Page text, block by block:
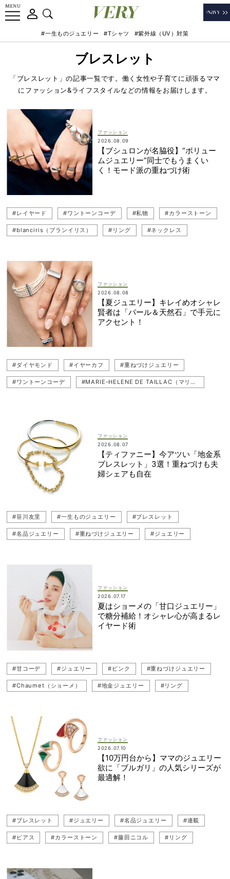
#一生ものジュエリー #Tシャツ #紫外線（UV）対策
ブレスレット
「ブレスレット」の記事一覧です。働く女性や子育てに頑張るママ
にファッション&ライフスタイルなどの情報をお届けします。
ファッション
2026.08.09
【ブシュロンが名脇役】“ボリュー
ムジュエリー”同士でもうまくい
く！モード派の重ねづけ術
#レイヤード #ワントーンコーデ #私物 #カラーストーン
#blanciris（ブランイリス） #リング #ネックレス
#重ねづけジュエリー #ジュエリー
#ヴィンテージ
ファッション
2026.08.08
【夏ジュエリー】キレイめオシャレ
賢者は「パール＆天然石」で手元に
アクセント！
#ダイヤモンド #イヤーカフ #重ねづけジュエリー
#ワントーンコーデ #MARIE-HELENE DE TAILLAC（マリーエレーヌ ドゥ タイヤック）
ファッション
2026.08.07
【ティファニー】今アツい「地金系
ブレスレット」3選！重ねづけも夫
婦シェアも自在
#笹川友里 #一生ものジュエリー #ブレスレット
#名品ジュエリー #重ねづけジュエリー #ジュエリー
#Tiffany ＆ Co（ティファニー）
ファッション
2026.07.17
夏はショーメの「甘口ジュエリー」
で糖分補給！オシャレ心が高まるレ
イヤード術
#甘コーデ #ジュエリー #ピンク #重ねづけジュエリー
#Chaumet（ショーメ） #地金ジュエリー #リング
#ブレスレット
ファッション
2026.07.10
【10万円台から】ママのジュエリー
欲に「ブルガリ」の人気シリーズが
最適解！
#ブレスレット #ジュエリー #名品ジュエリー #連載
#ピアス #カラーストーン #藤田ニコル #リング
#一生ものジュエリー